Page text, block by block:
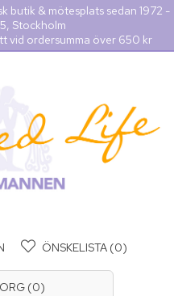
butik & mötesplats sedan 1972 -
Stockholm
vid ordersumma över 650 kr
ÖNSKELISTA (0)
(0)